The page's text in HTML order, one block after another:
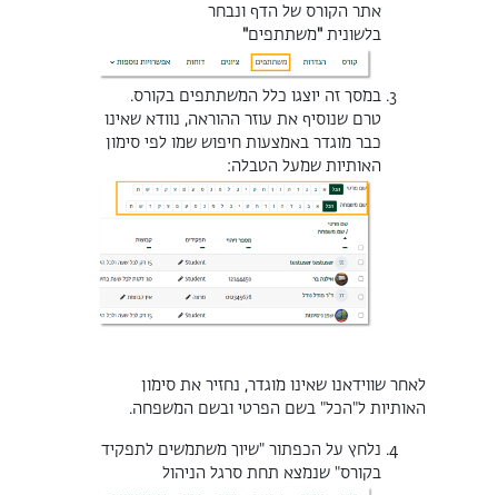
אתר הקורס של הדף ונבחר
בלשונית "משתתפים"
במסך זה יוצגו כלל המשתתפים בקורס.
טרם שנוסיף את עוזר ההוראה, נוודא שאינו
כבר מוגדר באמצעות חיפוש שמו לפי סימון
האותיות שמעל הטבלה:
לאחר שווידאנו שאינו מוגדר, נחזיר את סימון
האותיות ל"הכל" בשם הפרטי ובשם המשפחה.
נלחץ על הכפתור "שיוך משתמשים לתפקיד
בקורס" שנמצא תחת סרגל הניהול